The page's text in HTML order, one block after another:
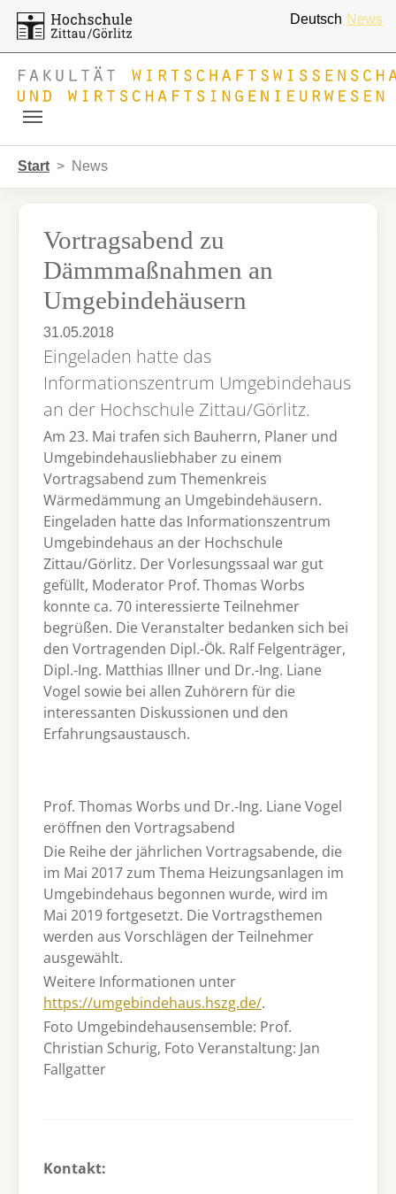
Deutsch News
Start News
Vortragsabend zu
Dämmmaßnahmen an
Umgebindehäusern
31.05.2018
Eingeladen hatte das
Informationszentrum Umgebindehaus
an der Hochschule Zittau/Görlitz.
Am 23. Mai trafen sich Bauherrn, Planer und
Umgebindehausliebhaber zu einem
Vortragsabend zum Themenkreis
Wärmedämmung an Umgebindehäusern.
Eingeladen hatte das Informationszentrum
Umgebindehaus an der Hochschule
Zittau/Görlitz. Der Vorlesungssaal war gut
gefüllt, Moderator Prof. Thomas Worbs
konnte ca. 70 interessierte Teilnehmer
begrüßen. Die Veranstalter bedanken sich bei
den Vortragenden Dipl.-Ök. Ralf Felgenträger,
Dipl.-Ing. Matthias Illner und Dr.-Ing. Liane
Vogel sowie bei allen Zuhörern für die
interessanten Diskussionen und den
Erfahrungsaustausch.
Prof. Thomas Worbs und Dr.-Ing. Liane Vogel
eröffnen den Vortragsabend
Die Reihe der jährlichen Vortragsabende, die
im Mai 2017 zum Thema Heizungsanlagen im
Umgebindehaus begonnen wurde, wird im
Mai 2019 fortgesetzt. Die Vortragsthemen
werden aus Vorschlägen der Teilnehmer
ausgewählt.
Weitere Informationen unter
https://umgebindehaus.hszg.de/.
Foto Umgebindehausensemble: Prof.
Christian Schurig, Foto Veranstaltung: Jan
Fallgatter
Kontakt: